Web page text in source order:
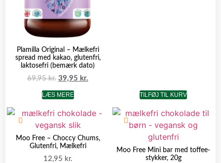
Plamilla Original – Mælkefri
spread med kakao, glutenfri,
laktosefri (bemærk dato)
69,95kr. 39,95 kr.
LÆS MERE TILFØJ TIL KURV
Moo Free – Choccy Chums,
Glutenfri, Mælkefri
12,95 kr.
Moo Free Mini bar med toffee-
stykker, 20g